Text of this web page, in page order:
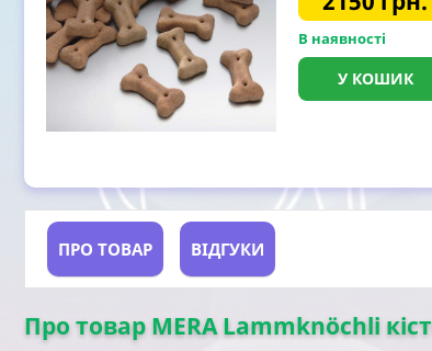
В наявності
У КОШИК
ПРО ТОВАР ВІДГУКИ
Про товар MERA Lammknöchli